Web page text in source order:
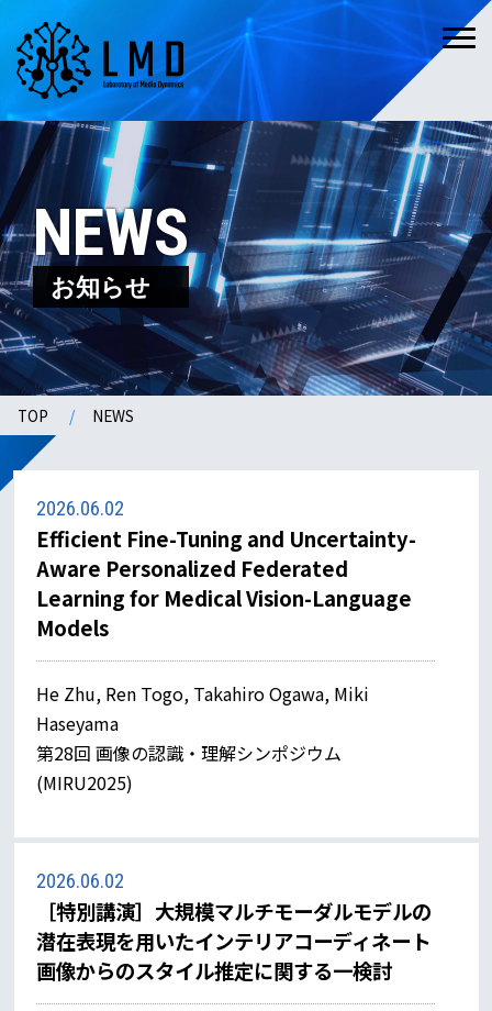
NEWS
お知らせ
TOP NEWS
2026.06.02
Efficient Fine-Tuning and Uncertainty-
Aware Personalized Federated
Learning for Medical Vision-Language
Models
He Zhu, Ren Togo, Takahiro Ogawa, Miki
Haseyama
第28回 画像の認識・理解シンポジウム
(MIRU2025)
2026.06.02
［特別講演］大規模マルチモーダルモデルの
潜在表現を用いたインテリアコーディネート
画像からのスタイル推定に関する一検討